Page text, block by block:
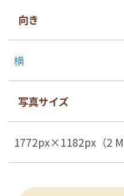
向き
横
写真サイズ
1772px×1182px（2